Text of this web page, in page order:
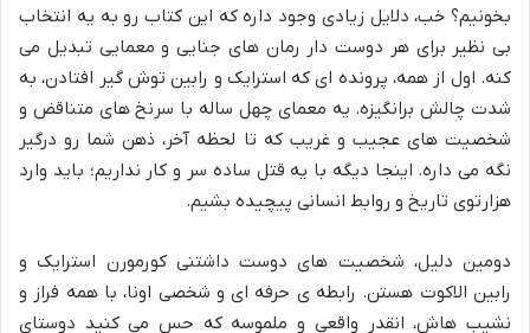
بخونیم؟ خب، دلایل زیادی وجود داره که این کتاب رو به یه انتخاب
بی نظیر برای هر دوست دار رمان های جنایی و معمایی تبدیل می
کنه. اول از همه، پرونده ای که استرایک و رابین توش گیر افتادن، به
شدت چالش برانگیزه. یه معمای چهل ساله با سرنخ های متناقض و
شخصیت های عجیب و غریب که تا لحظه آخر، ذهن شما رو درگیر
نگه می داره. اینجا دیگه با یه قتل ساده سر و کار نداریم؛ باید وارد
هزارتوی تاریخ و روابط انسانی پیچیده بشیم.
دومین دلیل، شخصیت های دوست داشتنی کورمورن استرایک و
رابین الاکوت هستن. رابطه ی حرفه ای و شخصی اونا، با همه فراز و
نشیب هاش، انقدر واقعی و ملموسه که حس می کنید دوستای